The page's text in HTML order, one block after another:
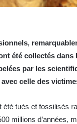
été collectés
par les
celle des
tués et fossilisés
millions d’années,